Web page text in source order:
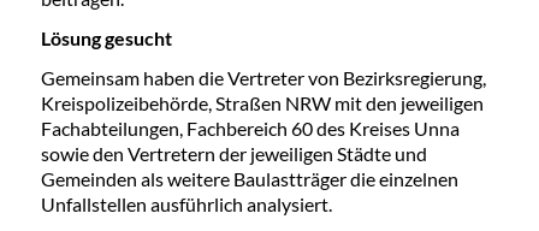
Lösung gesucht
Gemeinsam haben die Vertreter von Bezirksregierung,
Kreispolizeibehörde, Straßen NRW mit den jeweiligen
Fachabteilungen, Fachbereich 60 des Kreises Unna
sowie den Vertretern der jeweiligen Städte und
Gemeinden als weitere Baulastträger die einzelnen
Unfallstellen ausführlich analysiert.